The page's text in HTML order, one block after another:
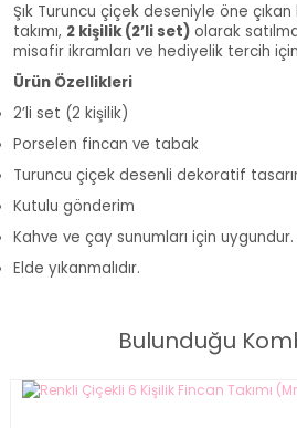
Şık Turuncu çiçek deseniyle öne
takımı, 2 kişilik (2’li set) olarak
misafir ikramları ve hediyelik tercih
Ürün Özellikleri
2’li set (2 kişilik)
Porselen fincan ve tabak
Turuncu çiçek desenli dekoratif
Kutulu gönderim
Kahve ve çay sunumları için uygundur.
Elde yıkanmalıdır.
Bulunduğu